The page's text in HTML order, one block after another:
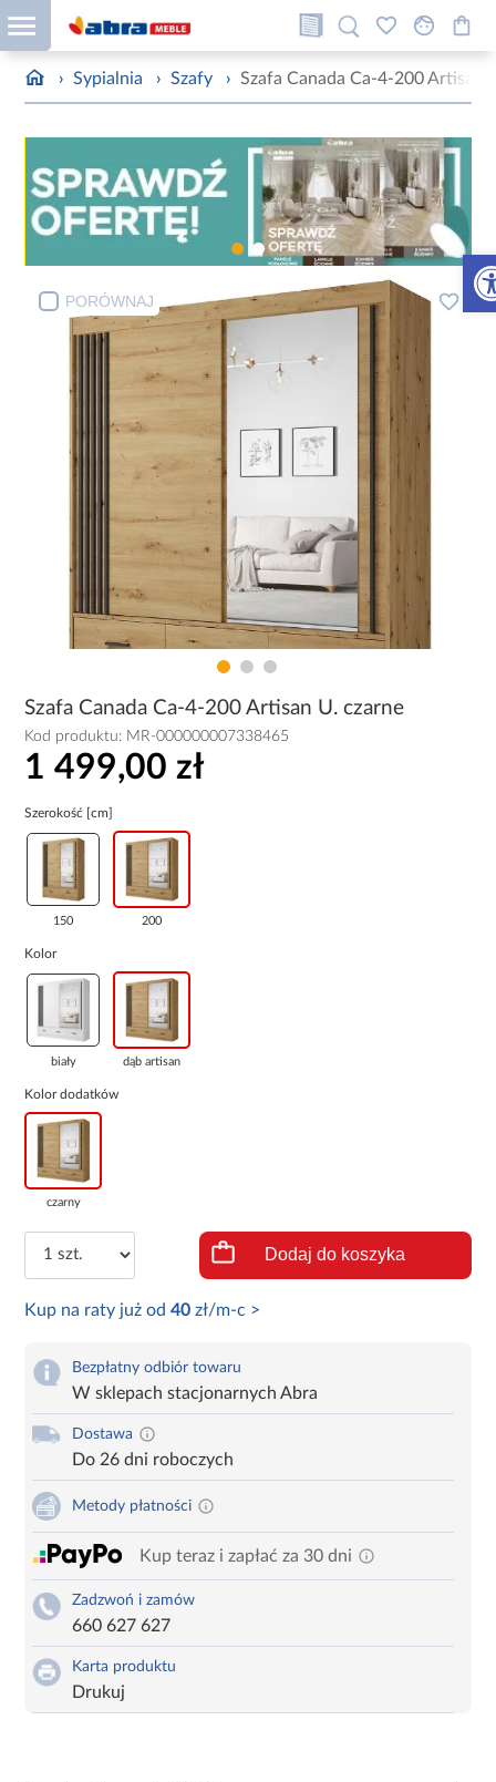
› Sypialnia › Szafy › Szafa Canada Ca-4-200 Artisan
PORÓWNAJ
Szafa Canada Ca-4-200 Artisan U. czarne
Kod produktu: MR-000000007338465
1 499,00 zł
Szerokość [cm]
150 200
Kolor
biały dąb artisan
Kolor dodatków
czarny
Dodaj do koszyka
Kup na raty już od40 zł/m-c >
Bezpłatny odbiór towaru
W sklepach stacjonarnych Abra
Dostawa
Do 26 dni roboczych
Metody płatności
Kup teraz i zapłać za 30 dni
Zadzwoń i zamów
660 627 627
Karta produktu
Drukuj